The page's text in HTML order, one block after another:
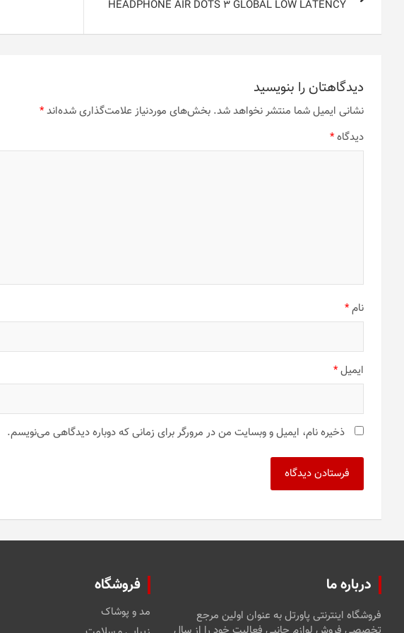
HEADPHONE AIR DOTS 3 GLOBAL LOW LATENCY
دیدگاهتان را بنویسید
نشانی ایمیل شما منتشر نخواهد شد. بخش‌های موردنیاز علامت‌گذاری شده‌اند*
دیدگاه*
نام*
ایمیل*
ذخیره نام، ایمیل و وبسایت من در مرورگر برای زمانی که دوباره دیدگاهی می‌نویسم.
درباره ما
فروشگاه اینترنتی پاورتل به عنوان اولین مرجع
فروشگاه
مد و پوشاک